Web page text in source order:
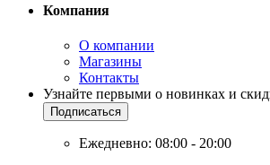
Компания
О компании
Магазины
Контакты
Узнайте первыми о новинках и
Подписаться
Ежедневно: 08:00 - 20:00